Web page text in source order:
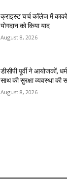
क्राइस्ट चर्च कॉलेज में
योगदान को किया याद
August 8, 2026
डीसीपी पूर्वी ने आयोजकों,
साथ की सुरक्षा व्यवस्था की
August 8, 2026